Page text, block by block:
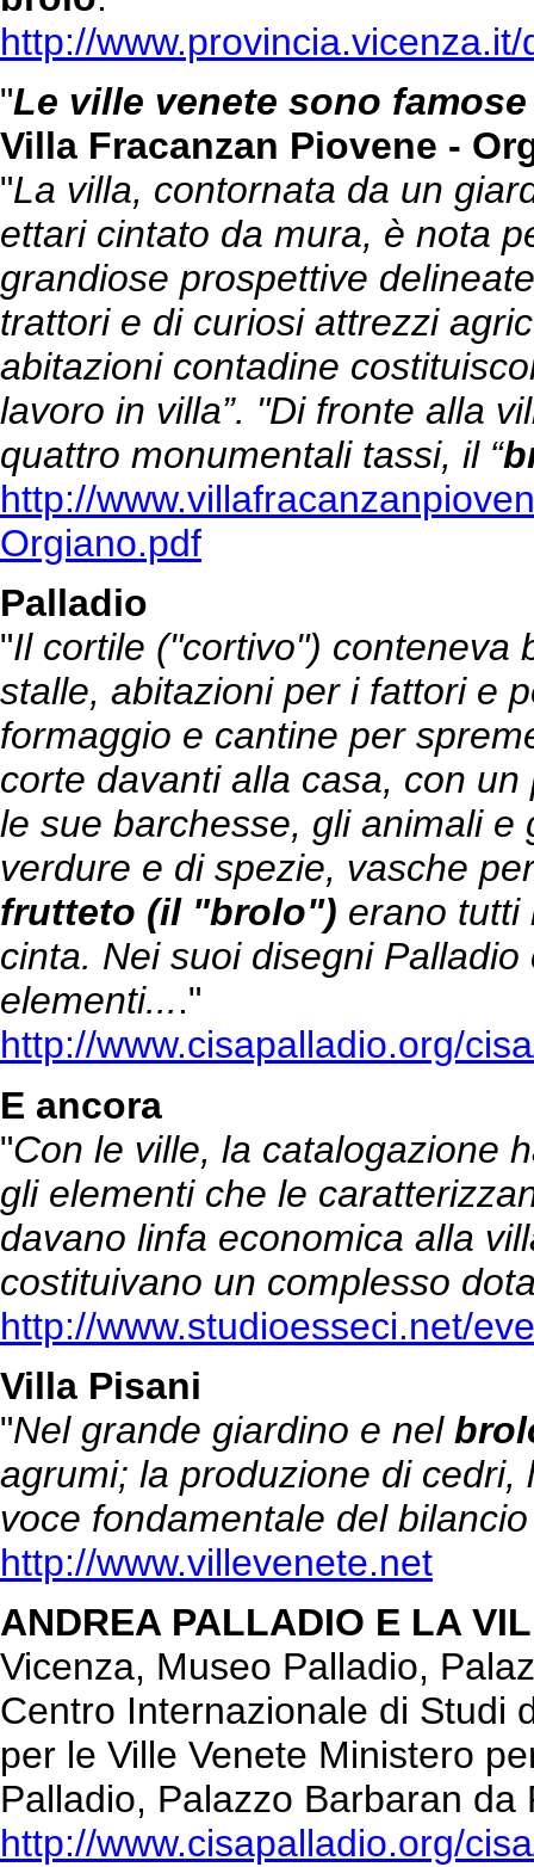
http://
"Le ville venete sono
Villa Fracanzan Piovene -
"La villa, contornata da un
ettari cintato da mura, è nota
grandiose prospettive
trattori e di curiosi attrezzi
abitazioni contadine
lavoro in villa”. "Di fronte alla
quattro monumentali tassi, il “
http://
Orgiano.pdf
Palladio
"Il cortile ("cortivo") conteneva
stalle, abitazioni per i fattori e
formaggio e cantine per
corte davanti alla casa, con
le sue barchesse, gli animali
verdure e di spezie, vasche
frutteto (il "brolo") erano tutti
cinta. Nei suoi disegni
elementi...."
http://www.cisapalladio.org/
E ancora
"Con le ville, la catalogazione
gli elementi che le
davano linfa economica alla
costituivano un complesso
http://www.studioesseci.net/
Villa Pisani
"Nel grande giardino e nel
agrumi; la produzione di
voce fondamentale del
http://www.villevenete.net
ANDREA PALLADIO E LA
Vicenza, Museo Palladio,
Centro Internazionale di Studi
per le Ville Venete Ministero
Palladio, Palazzo Barbaran
http://www.cisapalladio.org/